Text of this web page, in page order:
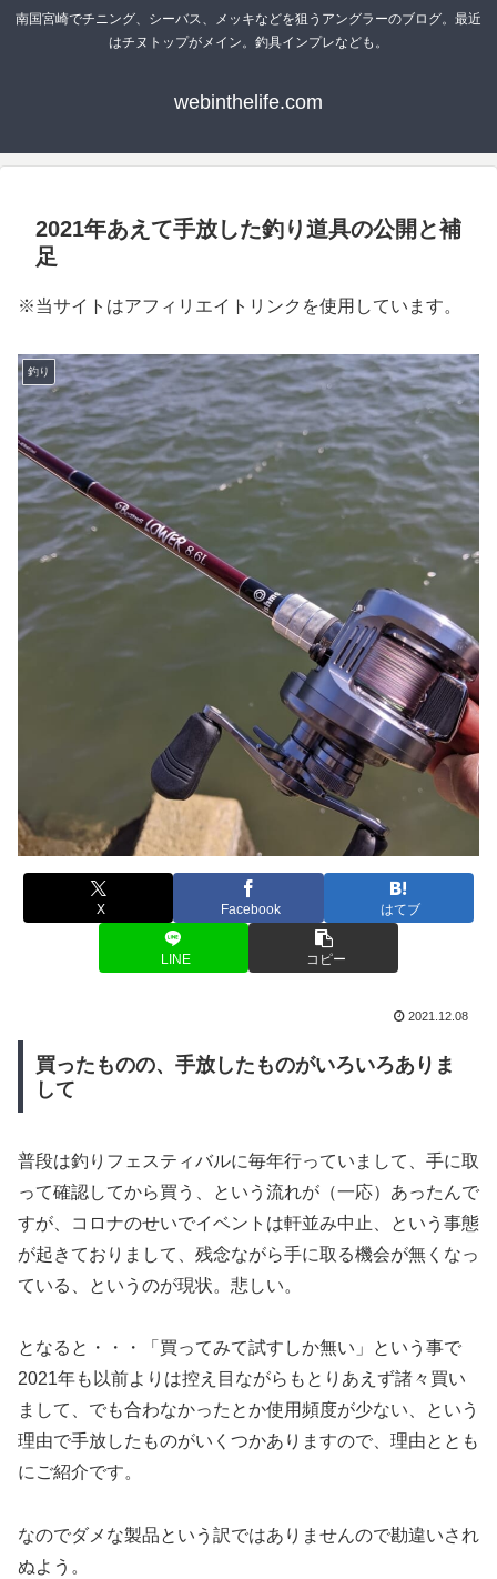
南国宮崎でチニング、シーバス、メッキなどを狙うアングラーのブログ。最近
はチヌトップがメイン。釣具インプレなども。
webinthelife.com
2021年あえて手放した釣り道具の公開と補
足
※当サイトはアフィリエイトリンクを使用しています。
釣り
X Facebook はてブ
LINE コピー
2021.12.08
買ったものの、手放したものがいろいろありま
して
普段は釣りフェスティバルに毎年行っていまして、手に取
って確認してから買う、という流れが（一応）あったんで
すが、コロナのせいでイベントは軒並み中止、という事態
が起きておりまして、残念ながら手に取る機会が無くなっ
ている、というのが現状。悲しい。
となると・・・「買ってみて試すしか無い」という事で
2021年も以前よりは控え目ながらもとりあえず諸々買い
まして、でも合わなかったとか使用頻度が少ない、という
理由で手放したものがいくつかありますので、理由ととも
にご紹介です。
なのでダメな製品という訳ではありませんので勘違いされ
ぬよう。